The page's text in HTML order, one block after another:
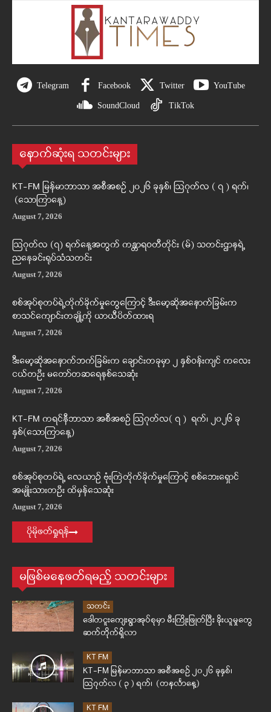
Telegram Facebook Twitter YouTube
SoundCloud TikTok
နောက်ဆုံးရ သတင်းများ
KT-FM မြန်မာဘာသာ အစီအစဉ် ၂၀၂၆ ခုနှစ်၊ ဩဂုတ်လ ( ၇ ) ရက်၊
(သောကြာနေ့)
August 7, 2026
ဩဂုတ်လ (၇) ရက်နေ့အတွက် ကန္တာရဝတီတိုင်း (မ်) သတင်းဌာနရဲ့
ညနေခင်းရုပ်သံသတင်း
August 7, 2026
စစ်အုပ်စုတပ်ရဲ့တိုက်ခိုက်မှုတွေကြောင့် ဒီးမော့ဆိုအနောက်ခြမ်းက
စာသင်ကျောင်းတချို့ကို ယာယီပိတ်ထားရ
August 7, 2026
ဒီးမော့ဆိုအနောက်ဘက်ခြမ်းက ချောင်းတခုမှာ ၂ နှစ်ဝန်းကျင် ကလေး
ငယ်တဦး မတော်တဆရေနစ်သေဆုံး
August 7, 2026
KT-FM ကရင်နီဘာသာ အစီအစဉ် ဩဂုတ်လ( ၇ ) ရက်၊ ၂၀၂၆ ခု
နှစ်(သောကြာနေ့)
August 7, 2026
စစ်အုပ်စုတပ်ရဲ့ လေယာဉ် ဗုံးကြဲတိုက်ခိုက်မှုကြောင့် စစ်ဘေးရှောင်
အမျိုးသားတဦး ထိမှန်သေဆုံး
August 7, 2026
ပိုမိုဖတ်ရှုရန်
မဖြစ်မနေဖတ်ရမည့် သတင်းများ
သတင်း
ဒေါတငူးကျေးရွာအုပ်စုမှာ မီးကြိုးဖြုတ်ပြီး ခိုးယူမှုတွေ
ဆက်တိုက်ရှိလာ
KT FM
KT-FM မြန်မာဘာသာ အစီအစဉ် ၂၀၂၆ ခုနှစ်၊
ဩဂုတ်လ ( ၃ ) ရက်၊ (တနင်္လာနေ့)
KT FM